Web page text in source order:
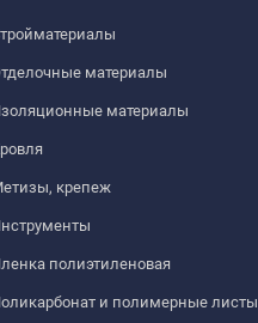
материалы
материалы
крепеж
полиэтиленовая
и полимерные листы